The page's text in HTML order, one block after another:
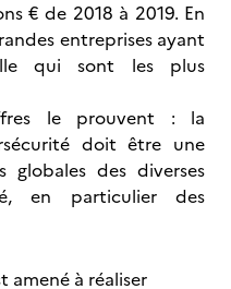
€ de 2018 à 2019. En
entreprises ayant
qui sont les plus
le prouvent : la
doit être une
globales des diverses
en particulier des
amené à réaliser